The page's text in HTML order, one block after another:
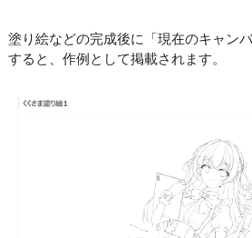
塗り絵などの完成後に「現在のキャン
すると、作例として掲載されます。